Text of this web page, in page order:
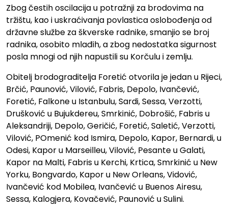
Zbog čestih oscilacija u potražnji za brodovima na
tržištu, kao i uskraćivanja povlastica oslobođenja od
državne službe za škverske radnike, smanjio se broj
radnika, osobito mlađih, a zbog nedostatka sigurnost
posla mnogi od njih napustili su Korčulu i zemlju.
Obitelj brodograditelja Foretić otvorila je jedan u Rijeci,
Brčić, Paunović, Vilović, Fabris, Depolo, Ivančević,
Foretić, Falkone u Istanbulu, Sardi, Sessa, Verzotti,
Drušković u Bujukdereu, Smrkinić, Dobrošić, Fabris u
Aleksandriji, Depolo, Geričić, Foretić, Saletić, Verzotti,
Vilović, POmenić kod Ismira, Depolo, Kapor, Bernardi, u
Odesi, Kapor u Marseilleu, Vilović, Pesante u Galati,
Kapor na Malti, Fabris u Kerchi, Krtica, Smrkinić u New
Yorku, Bongvardo, Kapor u New Orleans, Vidović,
Ivančević kod Mobilea, Ivančević u Buenos Airesu,
Sessa, Kalogjera, Kovačević, Paunović u Sulini.